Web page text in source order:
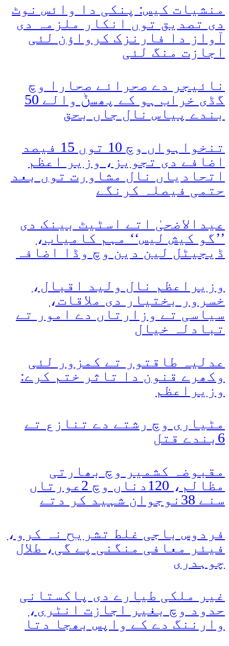
منشیات کیس: پنکی دا وائس نوٹ
دی تصدیق توں انکار ملزمہ دی
آواز دا فارنزک کرواؤن لئی
اجازت منگ لئی
نائیجر دے صحرائے صحارا وچ
گڈی خراب ہو کے پھسݨ والے 50
بندے پیاس نال جاں بحق
تنخواہواں وچ 10 توں 15 فیصد
اضافے دی تجویز، وزیر اعظم
اتحادیاں نال مشاورت توں بعد
حتمی فیصلہ کرنگے
عیدالاضحیٰ اتے اسٹیٹ بینک دی
’’گو کیش لیس‘‘ مہم کامیاب،
ڈیجیٹل لین دین وچ وڈا اضافہ
وزیراعظم نال ولید اقبال،
خسرور بختیار دی ملاقات،
سیاسی تے وزارتاں دے امور تے
تبادلہ خیال
عدلیہ طاقتور تے کمزور لئی
وکھرے قنون دا تاثر ختم کرے:
وزیراعظم
مٹیاری وچ رشتے دے تنازع تے
6بندے قتل
مقبوضہ کشمیر وچ بھارتی
مظالم، 120دناں وچ 2عورتاں
سنے 38نوجوان شہید کر دتے
فردوس باجی غلط تشریح نہ کرو،
فیئر معافی منگنی پے گی، طلال
چوہدری
غیر ملکی طیارے دی پاکستانی
حدود وچ بغیر اجازت انٹری،
وارننگ دے کے واپس بھجا دتا